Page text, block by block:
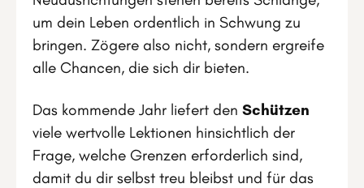
um dein Leben ordentlich in Schwung zu
bringen. Zögere also nicht, sondern ergreife
alle Chancen, die sich dir bieten.
Das kommende Jahr liefert den Schützen
viele wertvolle Lektionen hinsichtlich der
Frage, welche Grenzen erforderlich sind,
damit du dir selbst treu bleibst und für das